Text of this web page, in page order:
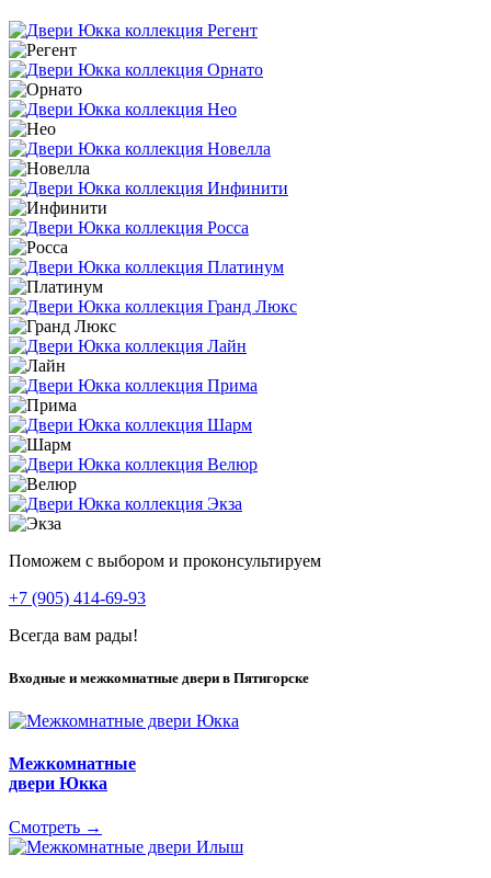
Поможем с выбором и проконсультируем
+7 (905) 414-69-93
Всегда вам рады!
Входные и межкомнатные двери в Пятигорске
Межкомнатные
двери Юкка
Смотреть →